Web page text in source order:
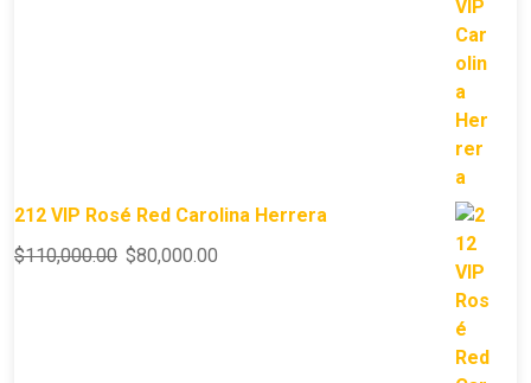
212 VIP Rosé Red Carolina Herrera
$110,000.00 $80,000.00